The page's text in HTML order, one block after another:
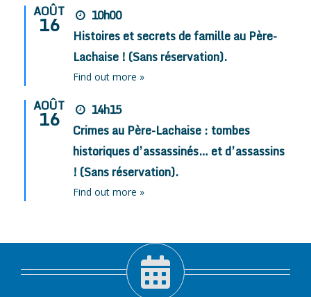
AOÛT
16
10h00
Histoires et secrets de famille au Père-
Lachaise ! (Sans réservation).
Find out more »
AOÛT
16
14h15
Crimes au Père-Lachaise : tombes
historiques d’assassinés… et d’assassins
! (Sans réservation).
Find out more »